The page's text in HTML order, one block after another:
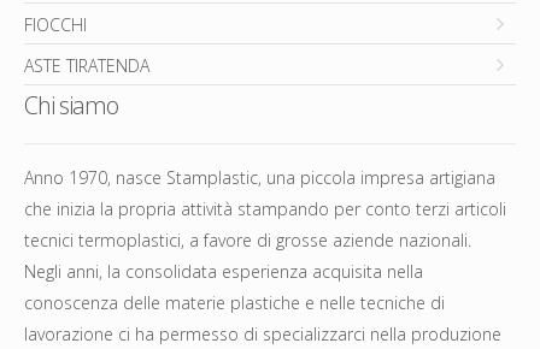
FIOCCHI
ASTE TIRATENDA
Chi siamo
Anno 1970, nasce Stamplastic, una piccola impresa artigiana
che inizia la propria attività stampando per conto terzi articoli
tecnici termoplastici, a favore di grosse aziende nazionali.
Negli anni, la consolidata esperienza acquisita nella
conoscenza delle materie plastiche e nelle tecniche di
lavorazione ci ha permesso di specializzarci nella produzione